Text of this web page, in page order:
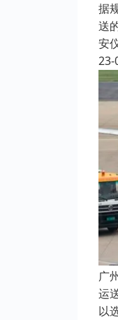
据
送
安
23-
广
运
以